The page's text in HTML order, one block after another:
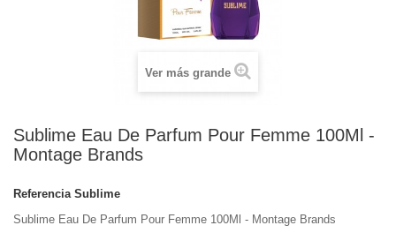
Ver más grande
Sublime Eau De Parfum Pour Femme 100Ml -
Montage Brands
Referencia Sublime
Sublime Eau De Parfum Pour Femme 100Ml - Montage Brands